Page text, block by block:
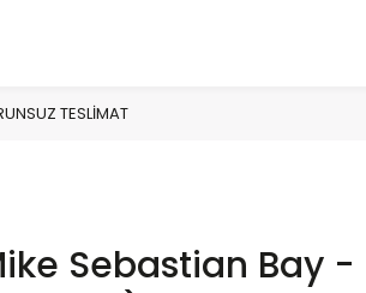
TESLİMAT
Sebastian Bay